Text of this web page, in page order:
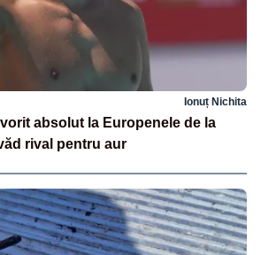
Ionuț Nichita
absolut la Europenele de la
rival pentru aur